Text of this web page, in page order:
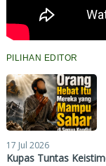
PILIHAN EDITOR
17 Jul 2026
Kupas Tuntas